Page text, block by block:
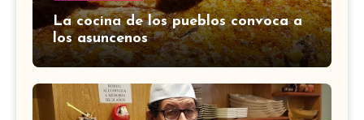
La cocina de los pueblos convoca a
los asuncenos